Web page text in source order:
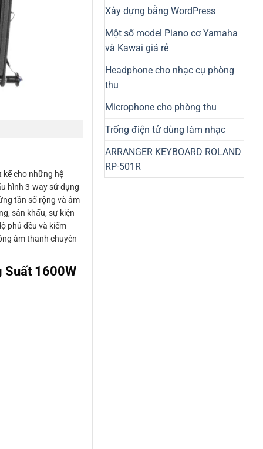
Xây dựng bằng WordPress
Một số model Piano cơ Yamaha
và Kawai giá rẻ
Headphone cho nhạc cụ phòng
thu
Microphone cho phòng thu
Trống điện tử dùng làm nhạc
ARRANGER KEYBOARD ROLAND
RP-501R
kế cho những hệ
hình 3-way sử dụng
tần số rộng và âm
sân khấu, sự kiện
phủ đều và kiểm
âm thanh chuyên
Suất 1600W